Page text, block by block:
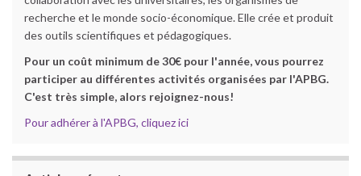
recherche et le monde socio-économique. Elle crée et produit
des outils scientifiques et pédagogiques.
Pour un coût minimum de 30€ pour l'année, vous pourrez
participer au différentes activités organisées par l'APBG.
C'est très simple, alors rejoignez-nous!
Pour adhérer à l'APBG, cliquez ici